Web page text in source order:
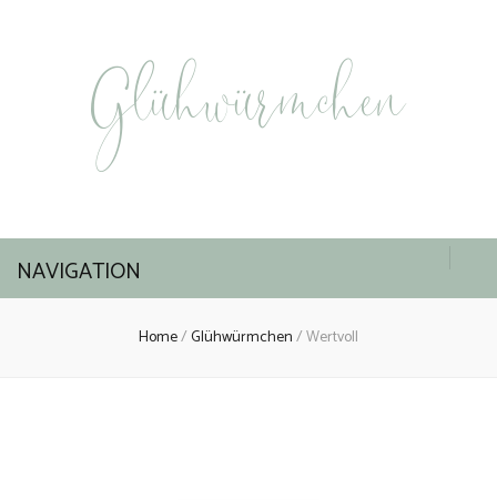
Glühwürmchen
NAVIGATION
Home/Glühwürmchen/Wertvoll